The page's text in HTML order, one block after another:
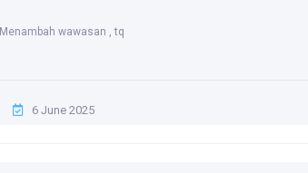
Menambah wawasan , tq
6 June 2025